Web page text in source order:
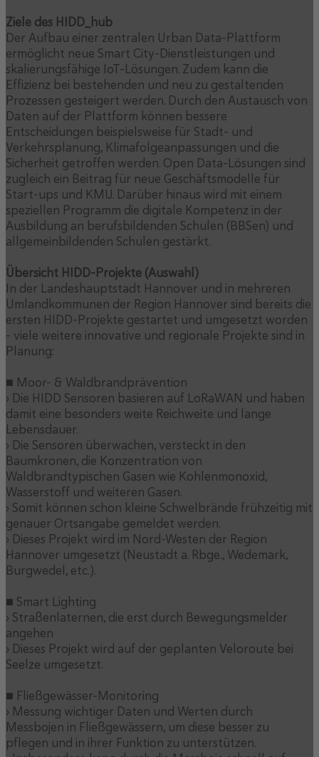
Ziele des HIDD_hub
Der Aufbau einer zentralen Urban Data-Plattform
ermöglicht neue Smart City-Dienstleistungen und
skalierungsfähige IoT-Lösungen. Zudem kann die
Effizienz bei bestehenden und neu zu gestaltenden
Prozessen gesteigert werden. Durch den Austausch von
Daten auf der Plattform können bessere
Entscheidungen beispielsweise für Stadt- und
Verkehrsplanung, Klimafolgeanpassungen und die
Sicherheit getroffen werden. Open Data-Lösungen sind
zugleich ein Beitrag für neue Geschäftsmodelle für
Start-ups und KMU. Darüber hinaus wird mit einem
speziellen Programm die digitale Kompetenz in der
Ausbildung an berufsbildenden Schulen (BBSen) und
allgemeinbildenden Schulen gestärkt.
Übersicht HIDD-Projekte (Auswahl)
In der Landeshauptstadt Hannover und in mehreren
Umlandkommunen der Region Hannover sind bereits die
ersten HIDD-Projekte gestartet und umgesetzt worden
- viele weitere innovative und regionale Projekte sind in
Planung:
■ Moor- & Waldbrandprävention
› Die HIDD Sensoren basieren auf LoRaWAN und haben
damit eine besonders weite Reichweite und lange
Lebensdauer.
› Die Sensoren überwachen, versteckt in den
Baumkronen, die Konzentration von
Waldbrandtypischen Gasen wie Kohlenmonoxid,
Wasserstoff und weiteren Gasen.
› Somit können schon kleine Schwelbrände frühzeitig mit
genauer Ortsangabe gemeldet werden.
› Dieses Projekt wird im Nord-Westen der Region
Hannover umgesetzt (Neustadt a. Rbge., Wedemark,
Burgwedel, etc.).
■ Smart Lighting
› Straßenlaternen, die erst durch Bewegungsmelder
angehen
› Dieses Projekt wird auf der geplanten Veloroute bei
Seelze umgesetzt.
■ Fließgewässer-Monitoring
› Messung wichtiger Daten und Werten durch
Messbojen in Fließgewässern, um diese besser zu
pflegen und in ihrer Funktion zu unterstützen.